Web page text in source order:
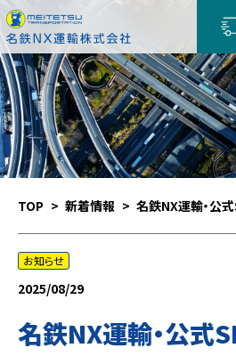
TOP 新着情報 名鉄NX運輸・公
お知らせ
2025/08/29
名鉄NX運輸・公式